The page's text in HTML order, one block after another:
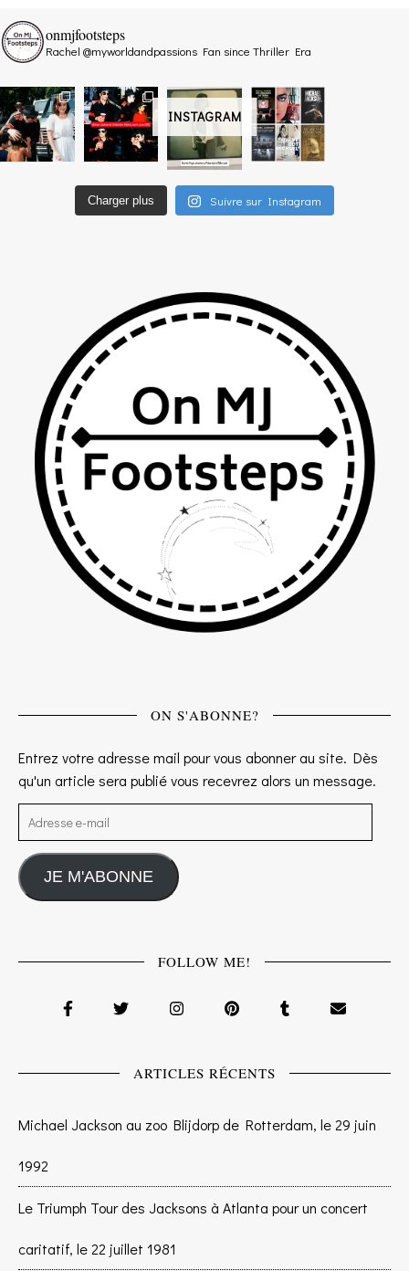
INSTAGRAM
onmjfootsteps
Rachel @myworldandpassions Fan since Thriller Era
Charger plus Suivre sur Instagram
ON S'ABONNE?
Entrez votre adresse mail pour vous abonner au site. Dès
qu'un article sera publié vous recevrez alors un message.
Adresse e-mail
JE M'ABONNE
FOLLOW ME!
ARTICLES RÉCENTS
Michael Jackson au zoo Blijdorp de Rotterdam, le 29 juin
1992
Le Triumph Tour des Jacksons à Atlanta pour un concert
caritatif, le 22 juillet 1981